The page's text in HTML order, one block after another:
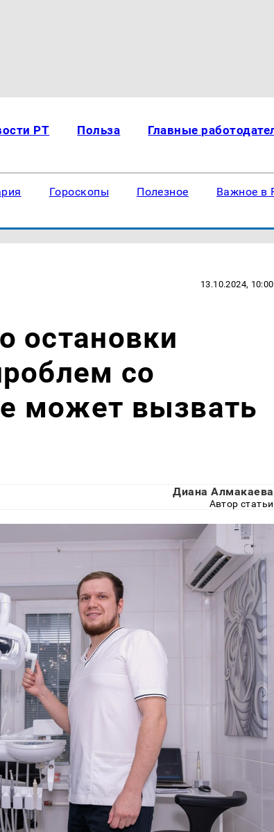
РТ Польза Главные
Гороскопы Полезное Важное в
13.10.2024, 10:00
остановки
со
может вызвать
Диана Алмакаева
Автор статьи